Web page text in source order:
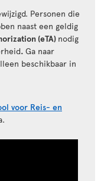
Personen die
naast een geldig
(eTA) nodig
. Ga naar
beschikbaar in
voor Reis- en